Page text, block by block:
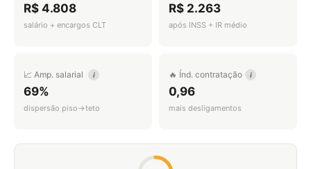
R$ 4.808
salário + encargos CLT
R$ 2.263
após INSS + IR médio
📈 Amp. salarial i
69%
dispersão piso→teto
🔥 Índ. contratação i
0,96
mais desligamentos